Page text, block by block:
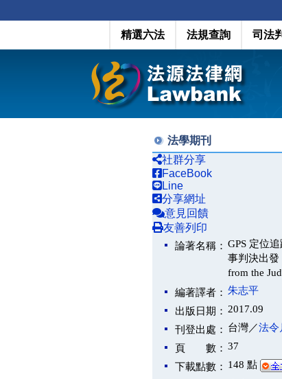
精選六法 法規查詢 司法
法學期刊
社群分享
FaceBook
Line
分享網址
意見回饋
友善列印
論著名稱： GPS 定位
事判決出發
from the
編著譯者： 朱志平
出版日期： 2017.09
刊登出處： 台灣／法令
頁 數： 37
下載點數： 148 點